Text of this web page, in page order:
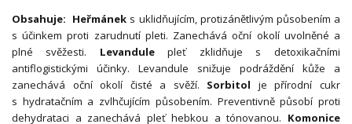
Obsahuje: Heřmánek s uklidňujícím, protizánětlivým působením a
s účinkem proti zarudnutí pleti. Zanechává oční okolí uvolněné a
plné svěžesti. Levandulepleť zklidňuje s detoxikačními
antiflogistickými účinky. Levandule snižuje podráždění kůže a
zanechává oční okolí čisté a svěží. Sorbitol je přírodní cukr
s hydratačním a zvlhčujícím působením. Preventivně působí proti
dehydrataci a zanechává pleť hebkou a tónovanou. Komonice